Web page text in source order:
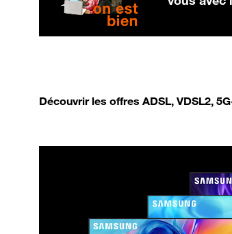
Découvrir les offres ADSL, VDSL2,